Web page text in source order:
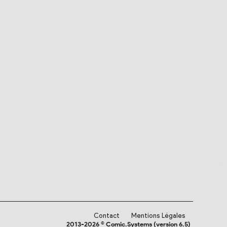
Contact
Mentions Légales
2013-2026 © Comic.Systems (version 6.5)